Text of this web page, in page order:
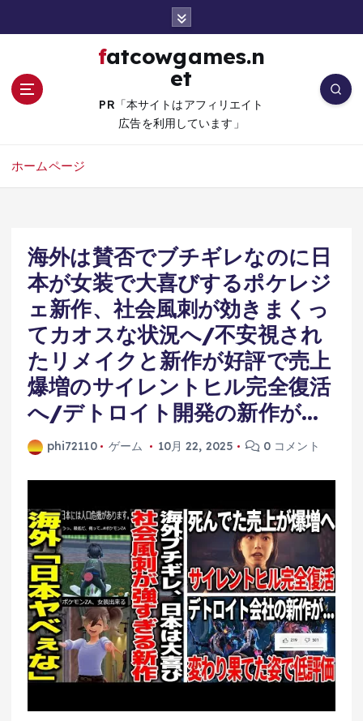
fatcowgames.n
et
PR「本サイトはアフィリエイト
広告を利用しています」
ホームページ
海外は賛否でブチギレなのに日
本が女装で大喜びするポケレジ
ェ新作、社会風刺が効きまくっ
てカオスな状況へ/不安視され
たリメイクと新作が好評で売上
爆増のサイレントヒル完全復活
へ/デトロイト開発の新作が…
phi72110 ゲーム 10月 22, 2025 0 コメント